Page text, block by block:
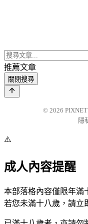
推薦文章
關閉搜尋
© 2026 PIXNET
隱
⚠️
成人內容提醒
本部落格內容僅限年滿
若您未滿十八歲，請立